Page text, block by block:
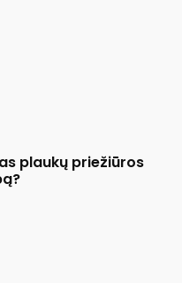
plaukų priežiūros